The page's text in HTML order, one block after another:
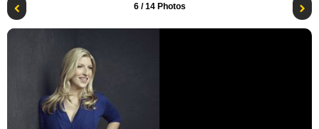
6/ 14 Photos